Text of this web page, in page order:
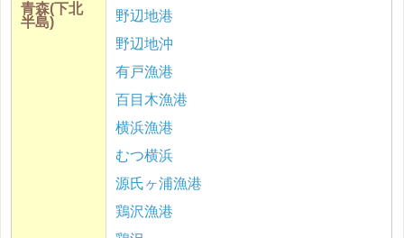
青森(下北
半島)
野辺地港
野辺地沖
有戸漁港
百目木漁港
横浜漁港
むつ横浜
源氏ヶ浦漁港
鶏沢漁港